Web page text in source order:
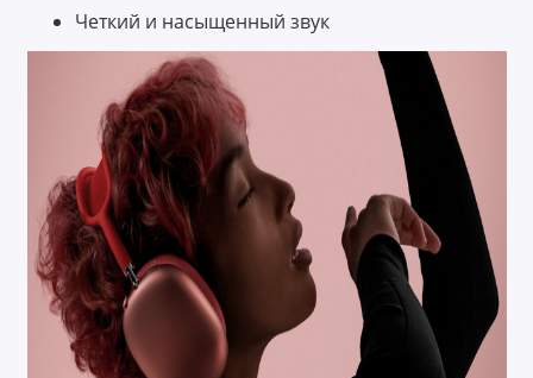
Четкий и насыщенный звук